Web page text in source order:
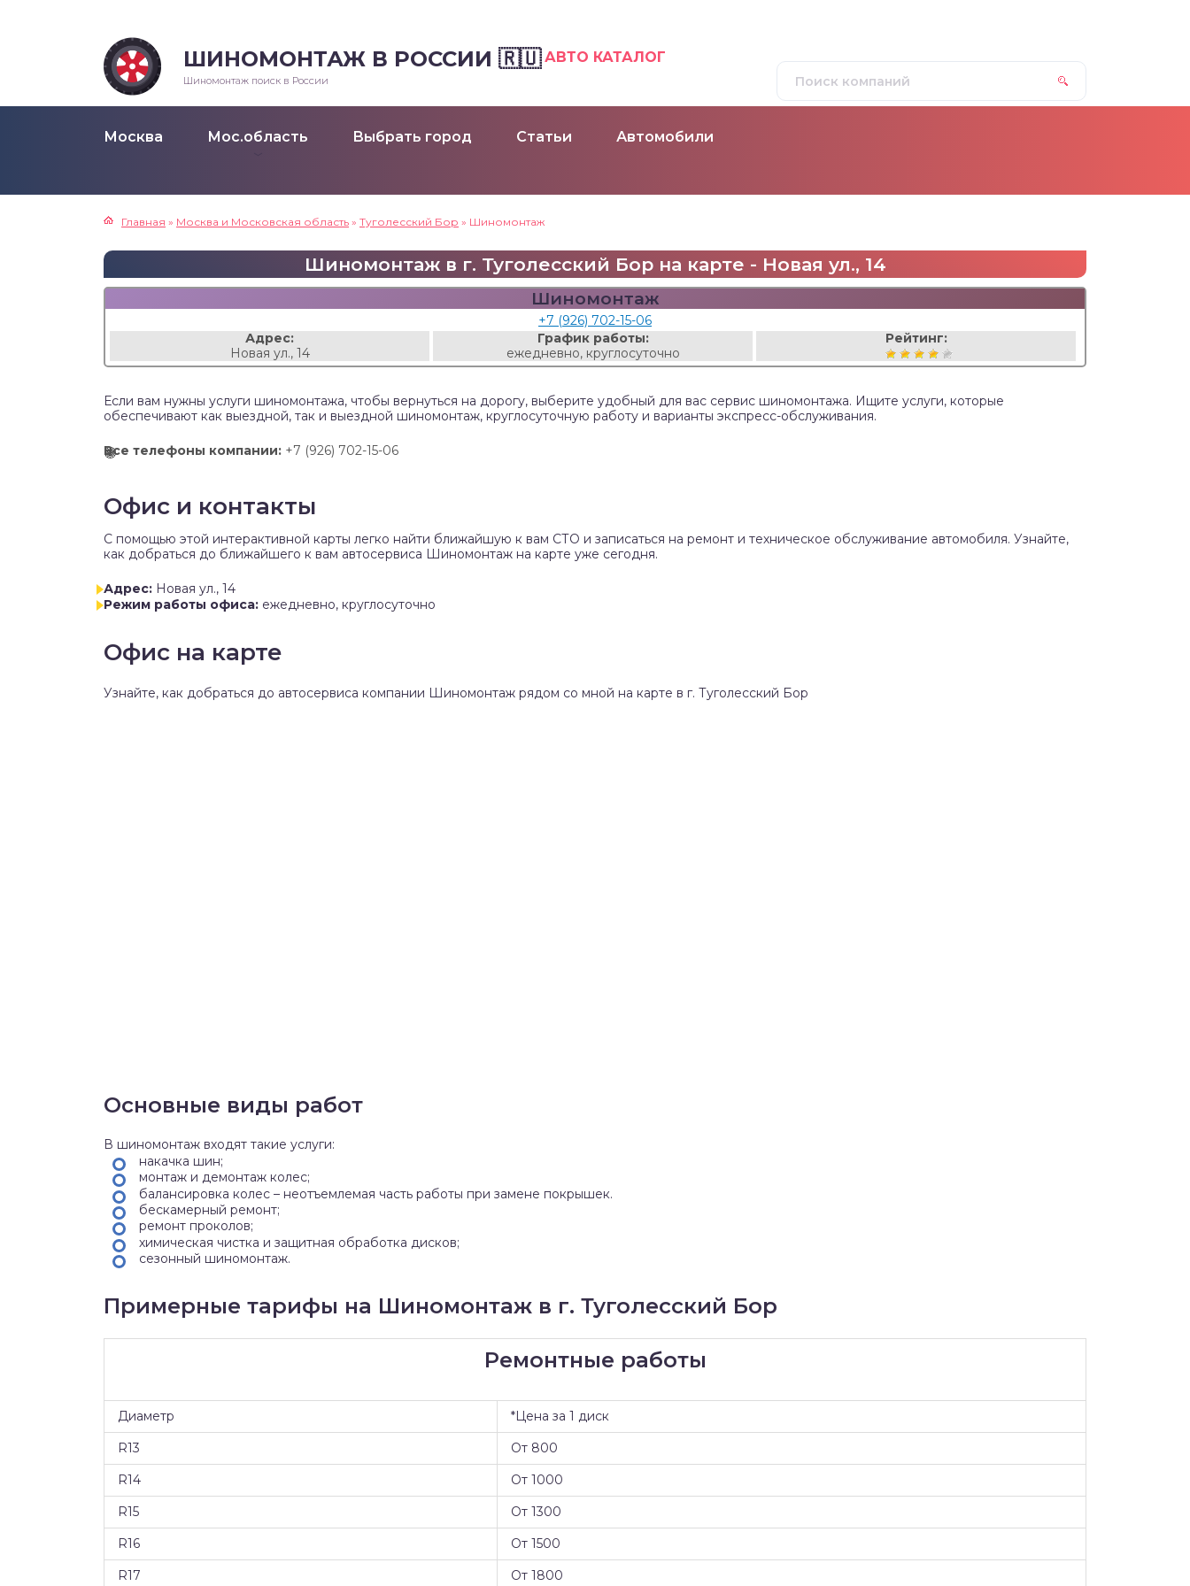
ШИНОМОНТАЖ В РОССИИ 🇷🇺 АВТО КАТАЛОГ
Шиномонтаж поиск в России
Москва Мос.область Выбрать город Статьи Автомобили
Главная » Москва и Московская область » Туголесский Бор » Шиномонтаж
Шиномонтаж в г. Туголесский Бор на карте - Новая ул., 14
Шиномонтаж
+7 (926) 702-15-06
Адрес:
Новая ул., 14
График работы:
ежедневно, круглосуточно
Рейтинг:
Если вам нужны услуги шиномонтажа, чтобы вернуться на дорогу, выберите удобный для вас сервис шиномонтажа. Ищите услуги, которые
обеспечивают как выездной, так и выездной шиномонтаж, круглосуточную работу и варианты экспресс-обслуживания.
Все телефоны компании: +7 (926) 702-15-06
Офис и контакты
C помощью этой интерактивной карты легко найти ближайшую к вам СТО и записаться на ремонт и техническое обслуживание автомобиля. Узнайте,
как добраться до ближайшего к вам автосервиса Шиномонтаж на карте уже сегодня.
Адрес: Новая ул., 14
Режим работы офиса: ежедневно, круглосуточно
Офис на карте
Узнайте, как добраться до автосервиса компании Шиномонтаж рядом со мной на карте в г. Туголесский Бор
Основные виды работ
В шиномонтаж входят такие услуги:
накачка шин;
монтаж и демонтаж колес;
балансировка колес – неотъемлемая часть работы при замене покрышек.
бескамерный ремонт;
ремонт проколов;
химическая чистка и защитная обработка дисков;
сезонный шиномонтаж.
Примерные тарифы на Шиномонтаж в г. Туголесский Бор
Ремонтные работы
Диаметр
*Цена за 1 диск
R13
От 800
R14
От 1000
R15
От 1300
R16
От 1500
R17
От 1800